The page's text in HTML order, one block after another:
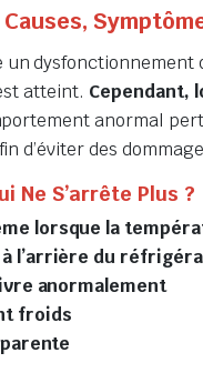
un dysfonctionnement
atteint. Cependant,
anormal
d’éviter des
Ne S’arrête Plus ?
lorsque la
l’arrière du
anormalement
froids